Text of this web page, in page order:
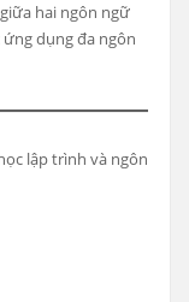
hai ngôn ngữ
dụng đa ngôn
lập trình và ngôn